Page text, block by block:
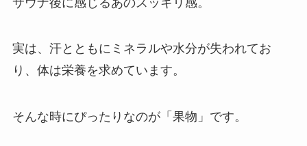
実は、汗とともにミネラルや水分が失われてお
り、体は栄養を求めています。
そんな時にぴったりなのが「果物」です。